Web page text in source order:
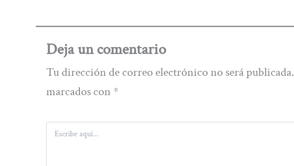
Deja un comentario
Tu dirección de correo electrónico no será publicada.
marcados con *
Escribe
aquí...